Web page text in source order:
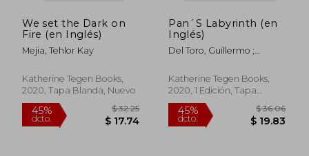
We set the Dark on
Fire (en Inglés)
Mejia, Tehlor Kay
Katherine Tegen Books,
2020, Tapa Blanda, Nuevo
Pan´S Labyrinth (en
Inglés)
Del Toro, Guillermo ;
Cornelia
Katherine Tegen Books,
2020, 1 Edición, Tapa
Blanda, Nuevo